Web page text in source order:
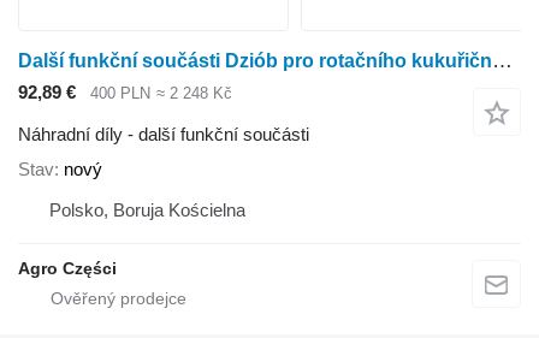
Další funkční součásti Dziób pro rotačního kukuřičného adaptéru Kemper 330, 345, 360, 375, 6008 (LCA75945)
92,89 € 400 PLN ≈ 2 248 Kč
Náhradní díly - další funkční součásti
Stav nový
Polsko, Boruja Kościelna
Agro Części